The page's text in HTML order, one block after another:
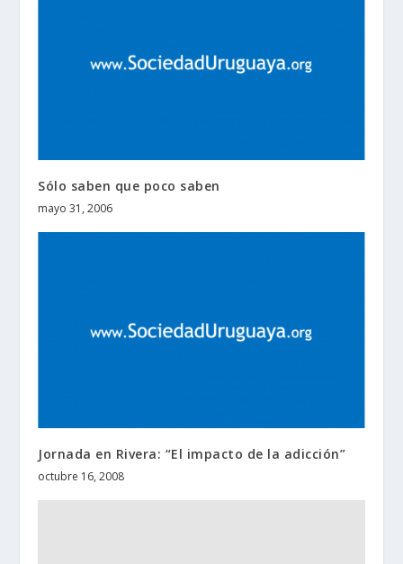
Sólo saben que poco saben
mayo 31, 2006
Jornada en Rivera: “El impacto de la adicción”
octubre 16, 2008